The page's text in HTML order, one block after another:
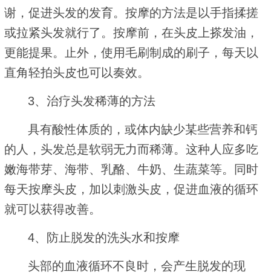
谢，促进头发的发育。按摩的方法是以手指揉搓
或拉紧头发就行了。按摩前，在头皮上搽发油，
更能提果。止外，使用毛刷制成的刷子，每天以
直角轻拍头皮也可以奏效。
3、治疗头发稀薄的方法
具有酸性体质的，或体内缺少某些营养和钙
的人，头发总是软弱无力而稀薄。这种人应多吃
嫩海带芽、海带、乳酪、牛奶、生蔬菜等。同时
每天按摩头皮，加以刺激头皮，促进血液的循环
就可以获得改善。
4、防止脱发的洗头水和按摩
头部的血液循环不良时，会产生脱发的现